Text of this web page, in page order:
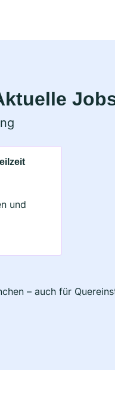
und
– auch für